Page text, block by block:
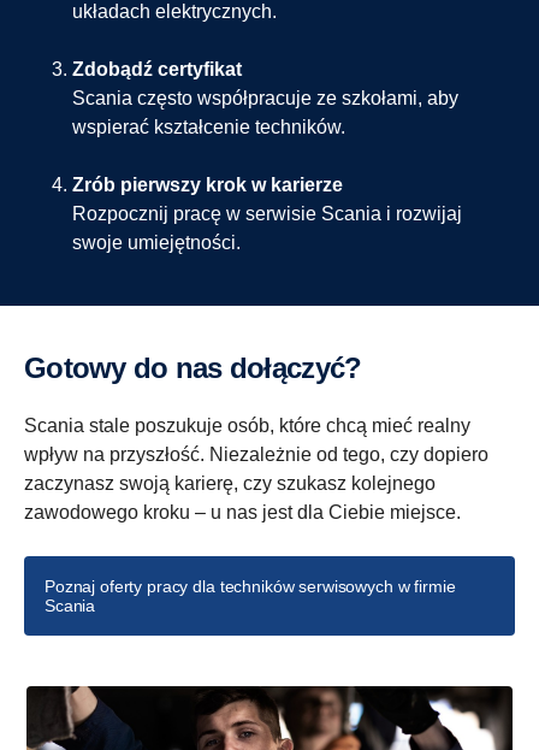
układach elektrycznych.
Zdobądź certyfikat
Scania często współpracuje ze szkołami, aby
wspierać kształcenie techników.
Zrób pierwszy krok w karierze
Rozpocznij pracę w serwisie Scania i rozwijaj
swoje umiejętności.
Gotowy do nas dołączyć?
Scania stale poszukuje osób, które chcą mieć realny
wpływ na przyszłość. Niezależnie od tego, czy dopiero
zaczynasz swoją karierę, czy szukasz kolejnego
zawodowego kroku – u nas jest dla Ciebie miejsce.
Poznaj oferty pracy dla techników serwisowych w firmie
Scania